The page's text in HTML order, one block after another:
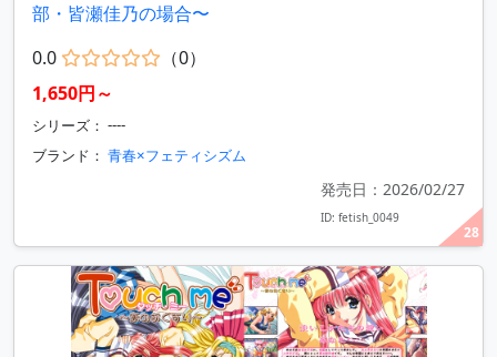
28
部・皆瀬佳乃の場合〜
0.0
（0）
1,650円～
シリーズ： ----
ブランド： 青春×フェティシズム
発売日：2026/02/27
ID: fetish_0049